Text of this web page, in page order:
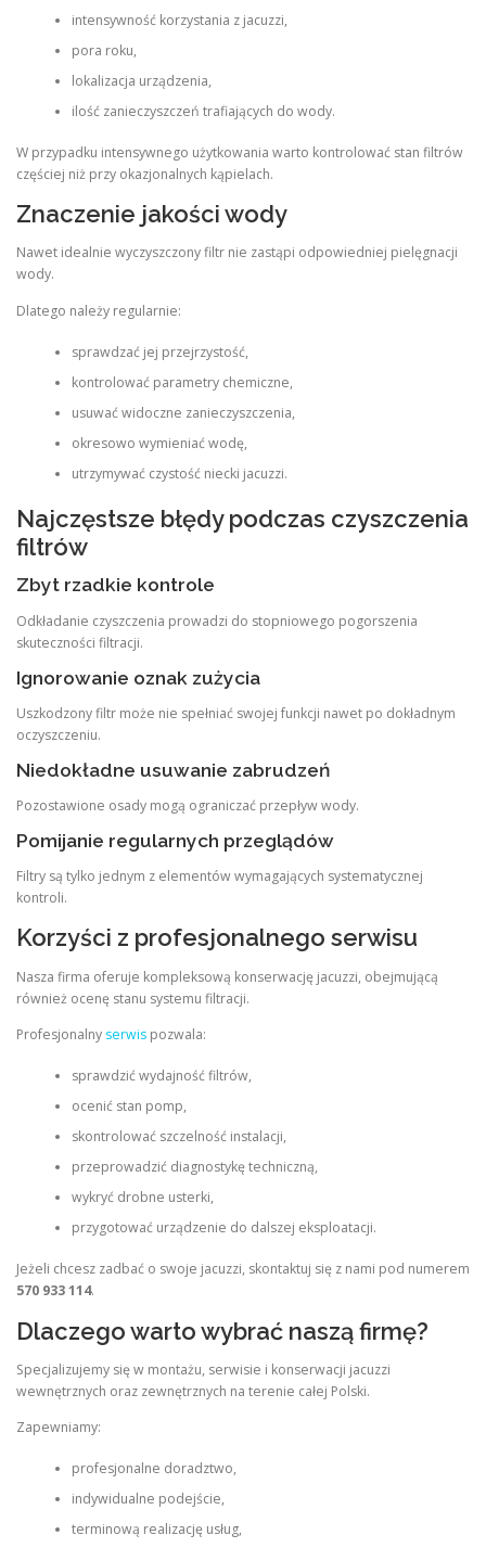
intensywność korzystania z jacuzzi,
pora roku,
lokalizacja urządzenia,
ilość zanieczyszczeń trafiających do wody.
W przypadku intensywnego użytkowania warto kontrolować stan filtrów
częściej niż przy okazjonalnych kąpielach.
Znaczenie jakości wody
Nawet idealnie wyczyszczony filtr nie zastąpi odpowiedniej pielęgnacji
wody.
Dlatego należy regularnie:
sprawdzać jej przejrzystość,
kontrolować parametry chemiczne,
usuwać widoczne zanieczyszczenia,
okresowo wymieniać wodę,
utrzymywać czystość niecki jacuzzi.
Najczęstsze błędy podczas czyszczenia
filtrów
Zbyt rzadkie kontrole
Odkładanie czyszczenia prowadzi do stopniowego pogorszenia
skuteczności filtracji.
Ignorowanie oznak zużycia
Uszkodzony filtr może nie spełniać swojej funkcji nawet po dokładnym
oczyszczeniu.
Niedokładne usuwanie zabrudzeń
Pozostawione osady mogą ograniczać przepływ wody.
Pomijanie regularnych przeglądów
Filtry są tylko jednym z elementów wymagających systematycznej
kontroli.
Korzyści z profesjonalnego serwisu
Nasza firma oferuje kompleksową konserwację jacuzzi, obejmującą
również ocenę stanu systemu filtracji.
Profesjonalny serwis pozwala:
sprawdzić wydajność filtrów,
ocenić stan pomp,
skontrolować szczelność instalacji,
przeprowadzić diagnostykę techniczną,
wykryć drobne usterki,
przygotować urządzenie do dalszej eksploatacji.
Jeżeli chcesz zadbać o swoje jacuzzi, skontaktuj się z nami pod numerem
570 933 114.
Dlaczego warto wybrać naszą firmę?
Specjalizujemy się w montażu, serwisie i konserwacji jacuzzi
wewnętrznych oraz zewnętrznych na terenie całej Polski.
Zapewniamy:
profesjonalne doradztwo,
indywidualne podejście,
terminową realizację usług,